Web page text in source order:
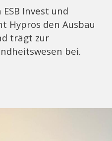
Invest und
Hypros den Ausbau
trägt zur
bei.